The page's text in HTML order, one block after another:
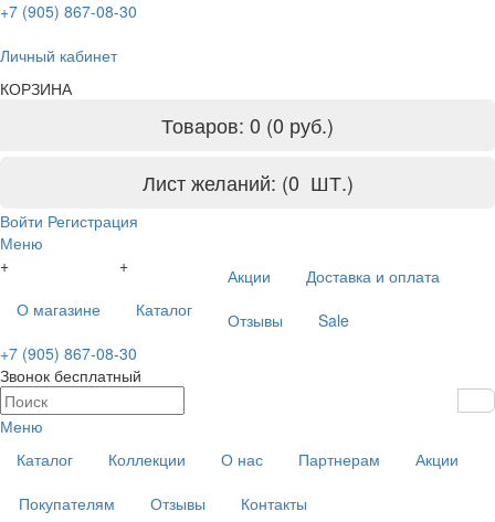
+7 (905) 867-08-30
Личный кабинет
КОРЗИНА
Товаров: 0 (0 руб.)
Лист желаний: (0 ШТ.)
Войти Регистрация
Меню
+
О магазине
+
Каталог
Акции
Доставка и оплата
Отзывы
Sale
+7 (905) 867-08-30
Звонок бесплатный
Меню
Каталог
Коллекции О нас Партнерам
Акции
Покупателям
Отзывы Контакты